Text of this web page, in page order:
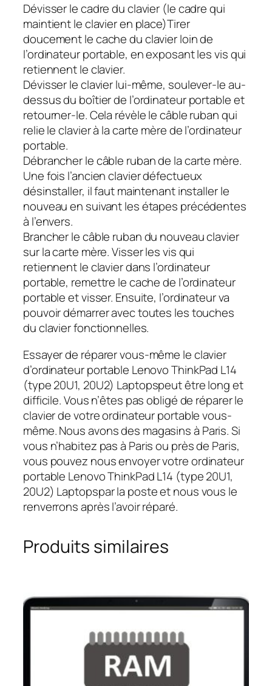
Dévisser le cadre du clavier (le cadre qui
maintient le clavier en place)Tirer
doucement le cache du clavier loin de
l’ordinateur portable, en exposant les vis qui
retiennent le clavier.
Dévisser le clavier lui-même, soulever-le au-
dessus du boîtier de l’ordinateur portable et
retourner-le. Cela révèle le câble ruban qui
relie le clavier à la carte mère de l’ordinateur
portable.
Débrancher le câble ruban de la carte mère.
Une fois l’ancien clavier défectueux
désinstaller, il faut maintenant installer le
nouveau en suivant les étapes précédentes
à l’envers.
Brancher le câble ruban du nouveau clavier
sur la carte mère. Visser les vis qui
retiennent le clavier dans l’ordinateur
portable, remettre le cache de l’ordinateur
portable et visser. Ensuite, l’ordinateur va
pouvoir démarrer avec toutes les touches
du clavier fonctionnelles.
Essayer de réparer vous-même le clavier
d’ordinateur portable Lenovo ThinkPad L14
(type 20U1, 20U2) Laptopspeut être long et
difficile. Vous n’êtes pas obligé de réparer le
clavier de votre ordinateur portable vous-
même. Nous avons des magasins à Paris. Si
vous n’habitez pas à Paris ou près de Paris,
vous pouvez nous envoyer votre ordinateur
portable Lenovo ThinkPad L14 (type 20U1,
20U2) Laptopspar la poste et nous vous le
renverrons après l’avoir réparé.
Produits similaires